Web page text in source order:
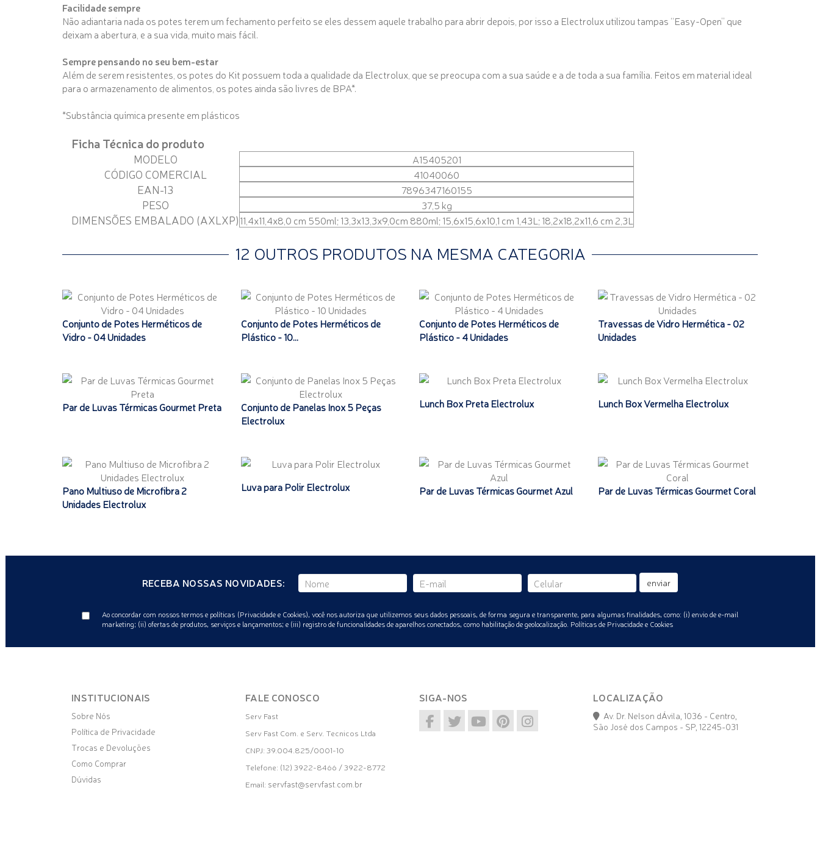
Facilidade sempre
Não adiantaria nada os potes terem um fechamento perfeito se eles dessem aquele trabalho para abrir depois, por isso a Electrolux utilizou tampas “Easy-Open” que
deixam a abertura, e a sua vida, muito mais fácil.
Sempre pensando no seu bem-estar
Além de serem resistentes, os potes do Kit possuem toda a qualidade da Electrolux, que se preocupa com a sua saúde e a de toda a sua família. Feitos em material ideal
para o armazenamento de alimentos, os potes ainda são livres de BPA*.
*Substância química presente em plásticos
Ficha Técnica do produto
MODELO A15405201
CÓDIGO COMERCIAL 41040060
EAN-13 7896347160155
PESO 37,5 kg
DIMENSÕES EMBALADO (AXLXP)11,4x11,4x8,0 cm 550ml; 13,3x13,3x9,0cm 880ml; 15,6x15,6x10,1 cm 1,43L; 18,2x18,2x11,6 cm 2,3L
12 OUTROS PRODUTOS NA MESMA CATEGORIA
Conjunto de Potes Herméticos de
Vidro - 04 Unidades
Conjunto de Potes Herméticos de
Plástico - 10...
Conjunto de Potes Herméticos de
Plástico - 4 Unidades
Travessas de Vidro Hermética - 02
Unidades
Par de Luvas Térmicas Gourmet Preta
Conjunto de Panelas Inox 5 Peças
Electrolux
Lunch Box Preta Electrolux Lunch Box Vermelha Electrolux
Pano Multiuso de Microfibra 2
Unidades Electrolux
Luva para Polir Electrolux Par de Luvas Térmicas Gourmet Azul Par de Luvas Térmicas Gourmet Coral
RECEBA NOSSAS NOVIDADES: enviar
Ao concordar com nossos termos e políticas (Privacidade e Cookies), você nos autoriza que utilizemos seus dados pessoais, de forma segura e transparente, para algumas finalidades, como: (i) envio de e-mail
marketing; (ii) ofertas de produtos, serviços e lançamentos; e (iii) registro de funcionalidades de aparelhos conectados, como habilitação de geolocalização. Políticas de Privacidade e Cookies
INSTITUCIONAIS
Sobre Nós
Política de Privacidade
Trocas e Devoluções
Como Comprar
Dúvidas
FALE CONOSCO
Serv Fast
Serv Fast Com. e Serv. Tecnicos Ltda
CNPJ: 39.004.825/0001-10
Telefone: (12) 3922-8466 / 3922-8772
Email: servfast@servfast.com.br
SIGA-NOS LOCALIZAÇÃO
Av. Dr. Nelson dÁvila, 1036 - Centro,
São José dos Campos - SP, 12245-031